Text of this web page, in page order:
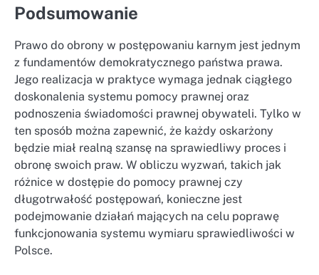
Podsumowanie
Prawo do obrony w postępowaniu karnym jest jednym
z fundamentów demokratycznego państwa prawa.
Jego realizacja w praktyce wymaga jednak ciągłego
doskonalenia systemu pomocy prawnej oraz
podnoszenia świadomości prawnej obywateli. Tylko w
ten sposób można zapewnić, że każdy oskarżony
będzie miał realną szansę na sprawiedliwy proces i
obronę swoich praw. W obliczu wyzwań, takich jak
różnice w dostępie do pomocy prawnej czy
długotrwałość postępowań, konieczne jest
podejmowanie działań mających na celu poprawę
funkcjonowania systemu wymiaru sprawiedliwości w
Polsce.